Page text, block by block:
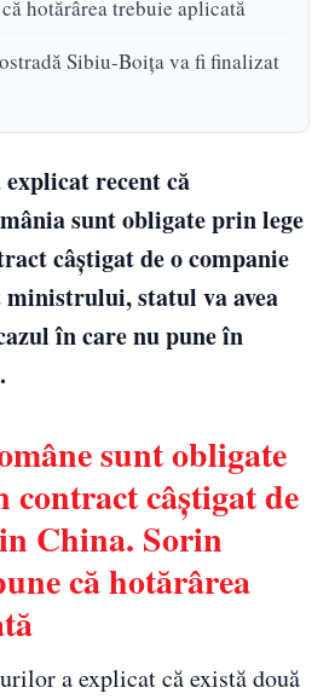
hotărârea trebuie aplicată
Sibiu-Boiţa va fi finalizat
recent că
sunt obligate prin lege
câștigat de o companie
statul va avea
în care nu pune în
sunt obligate
contract câștigat de
China. Sorin
că hotărârea
a explicat că există două